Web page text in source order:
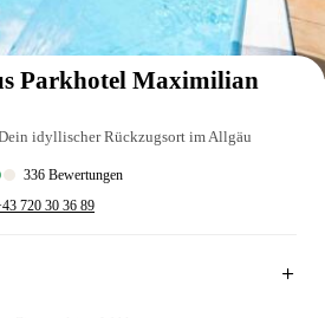
Auf der Karte anzeigen
Parkhotel Maximilian
idyllischer Rückzugsort im Allgäu
336 Bewertungen
720 30 36 89